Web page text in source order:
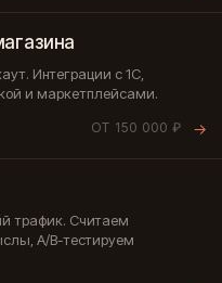
Интеграции с 1С,
и маркетплейсами.
ОТ 150 000 ₽ →
трафик. Считаем
A/B-тестируем